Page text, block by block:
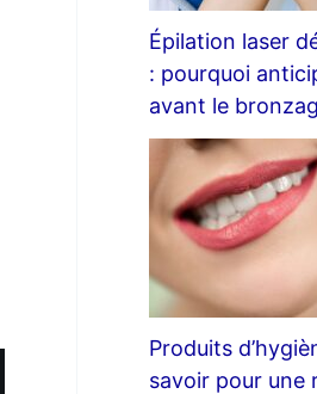
Épilation laser
: pourquoi
avant le
Produits
savoir pour une